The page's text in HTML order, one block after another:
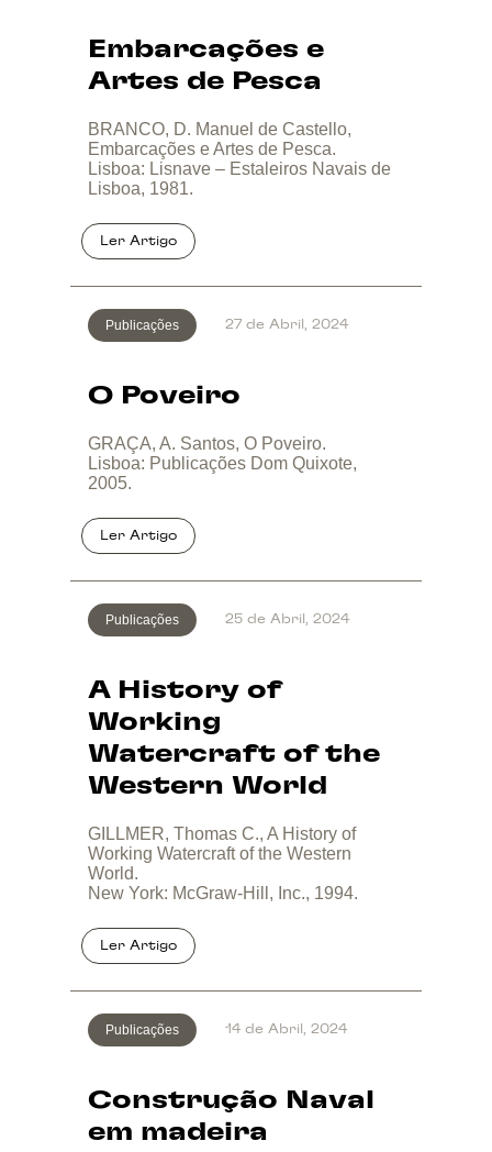
Embarcações e
Artes de Pesca
BRANCO, D. Manuel de Castello,
Embarcações e Artes de Pesca.
Lisboa: Lisnave – Estaleiros Navais de
Lisboa, 1981.
Publicações
O Poveiro
27 de Abril, 2024
GRAÇA, A. Santos, O Poveiro.
Lisboa: Publicações Dom Quixote,
2005.
Publicações
A History of
Working
Watercraft of the
Western World
25 de Abril, 2024
GILLMER, Thomas C., A History of
Working Watercraft of the Western
World.
New York: McGraw-Hill, Inc., 1994.
Publicações
Construção Naval
em madeira
14 de Abril, 2024